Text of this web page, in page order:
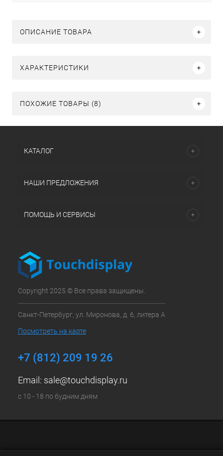
ОПИСАНИЕ ТОВАРА
ХАРАКТЕРИСТИКИ
ПОХОЖИЕ ТОВАРЫ (8)
КАТАЛОГ
НАШИ ПРЕДЛОЖЕНИЯ
ПОМОЩЬ И СЕРВИСЫ
Copyright 2025 © Все права защищены.
Санкт-Петербург, ул. Миронова, д. 6, литера А
Посмотреть на карте
+7 (812) 209 19 26
Email: sale@touchdisplay.ru
с 10 - 18 по будним дням